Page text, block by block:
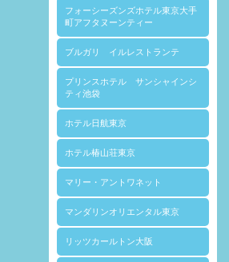
フォーシーズンズホテル東京大手
町アフタヌーンティー
ブルガリ イルレストランテ
プリンスホテル サンシャインシ
ティ池袋
ホテル日航東京
ホテル椿山荘東京
マリー・アントワネット
マンダリンオリエンタル東京
リッツカールトン大阪